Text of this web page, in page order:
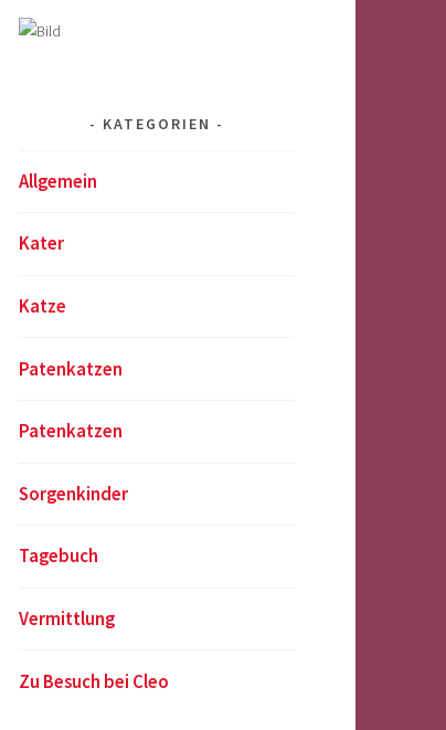
KATEGORIEN
Allgemein
Kater
Katze
Patenkatzen
Patenkatzen
Sorgenkinder
Tagebuch
Vermittlung
Zu Besuch bei Cleo